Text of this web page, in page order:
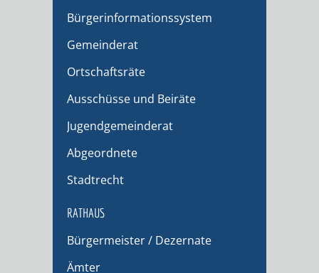
Bürgerinformationssystem
Gemeinderat
Ortschaftsräte
Ausschüsse und Beiräte
Jugendgemeinderat
Abgeordnete
Stadtrecht
RATHAUS
Bürgermeister / Dezernate
Ämter